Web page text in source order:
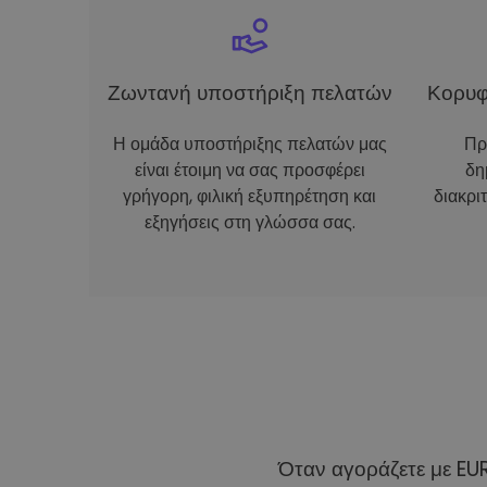
Ζωντανή υποστήριξη πελατών
Η ομάδα υποστήριξης πελατών μας
είναι έτοιμη να σας προσφέρει
γρήγορη, φιλική εξυπηρέτηση και
εξηγήσεις στη γλώσσα σας.
Όταν αγοράζετε με